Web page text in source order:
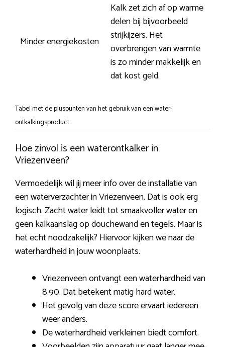
Minder energiekosten
Kalk zet zich af op warme
delen bij bijvoorbeeld
strijkijzers. Het
overbrengen van warmte
is zo minder makkelijk en
dat kost geld.
Tabel met de pluspunten van het gebruik van een water-
ontkalkingsproduct.
Hoe zinvol is een waterontkalker in
Vriezenveen?
Vermoedelijk wil jij meer info over de installatie van
een waterverzachter in Vriezenveen. Dat is ook erg
logisch. Zacht water leidt tot smaakvoller water en
geen kalkaanslag op douchewand en tegels. Maar is
het echt noodzakelijk? Hiervoor kijken we naar de
waterhardheid in jouw woonplaats.
Vriezenveen ontvangt een waterhardheid van
8.90. Dat betekent matig hard water.
Het gevolg van deze score ervaart iedereen
weer anders.
De waterhardheid verkleinen biedt comfort.